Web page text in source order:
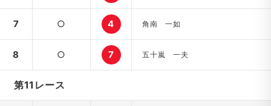
7 ○ 4 角南 一如
8 ○ 7 五十嵐 一夫
第11レース